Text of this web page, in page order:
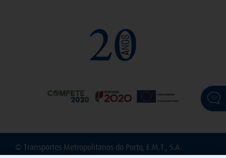
© Transportes Metropolitanos do Porto, E.M.T., S.A.